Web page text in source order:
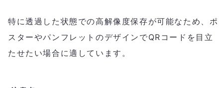
特に透過した状態での高解像度保存が可能なため、ポ
スターやパンフレットのデザインでQRコードを目立
たせたい場合に適しています。